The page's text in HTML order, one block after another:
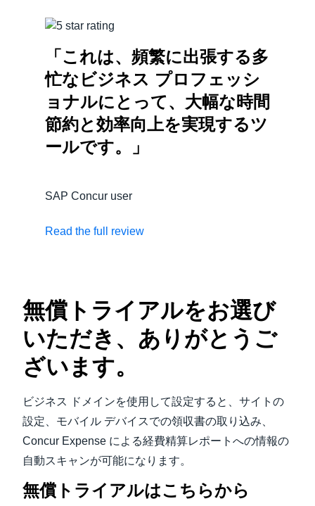
「これは、頻繁に出張する多
忙なビジネス プロフェッシ
ョナルにとって、大幅な時間
節約と効率向上を実現するツ
ールです。」
SAP Concur user
Read the full review
無償トライアルをお選び
いただき、ありがとうご
ざいます。
ビジネス ドメインを使用して設定すると、サイトの
設定、モバイル デバイスでの領収書の取り込み、
Concur Expense による経費精算レポートへの情報の
自動スキャンが可能になります。
無償トライアルはこちらから